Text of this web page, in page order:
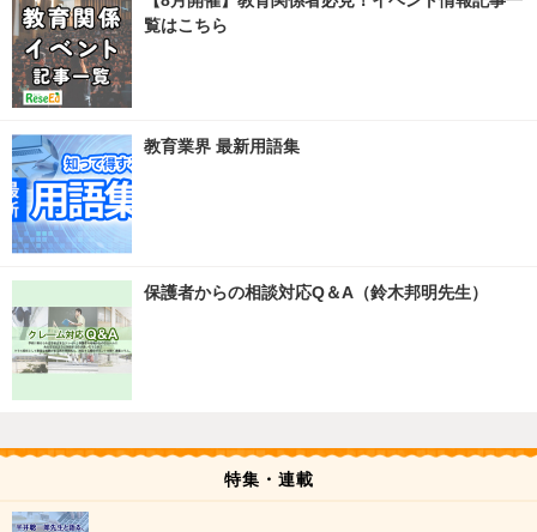
覧はこちら
教育業界 最新用語集
保護者からの相談対応Q＆A（鈴木邦明先生）
特集・連載